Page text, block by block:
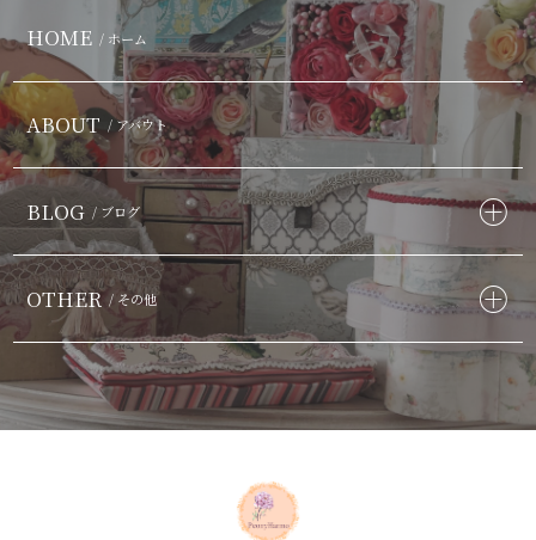
HOME / ホーム
ABOUT / アバウト
BLOG / ブログ
OTHER / その他